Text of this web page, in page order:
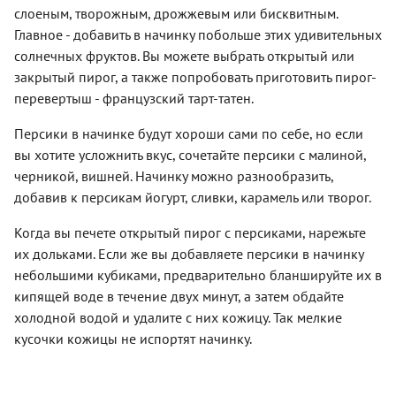
будьте
готовы к
самым
восхитительным
вкусовым
впечатлениям
игнорируйте
сахарную
заливку –
она
сделает
шарлотку
персиками
еще
аппетитной.
Испеките
чудесный
нашему
проверенному
рецепту,
совершенно
точно
влажноватого
теста с
кисло-
сладкими
кусочками
может
вызвать
зависимость
и
склонность
Такой
пирог
даже в
небольшой
компании
съедается
мгновенно.
пектин
(альтернатива
клетчатки),
эфирные
благотворно
нервную
систему
человека.
Из
в мякоти
содержатся:
калий,
магний,
цинк,
селен,
фосфор,
и
персиками
обожают
все мои
родственники,
друзья и
коллеги.
Что еще
замечательно:
он
крайне
приготовлении!
значит,
не
ждать
выходных,
праздников
какого-то
свежими
фруктами
ягодами.
Автор
рецепта
этом
очень
поэтично:
лето до
невозможно,
если не
дать себе
полакомиться
чем-
нибудь
свежим,
фруктовым,
слоеным, творожным, дрожжевым или бисквитным.
Главное - добавить в начинку побольше этих удивительных
солнечных фруктов. Вы можете выбрать открытый или
закрытый пирог, а также попробовать приготовить пирог-
перевертыш - французский тарт-татен.
Персики в начинке будут хороши сами по себе, но если
вы хотите усложнить вкус, сочетайте персики с малиной,
черникой, вишней. Начинку можно разнообразить,
добавив к персикам йогурт, сливки, карамель или творог.
Когда вы печете открытый пирог с персиками, нарежьте
их дольками. Если же вы добавляете персики в начинку
небольшими кубиками, предварительно бланшируйте их в
кипящей воде в течение двух минут, а затем обдайте
холодной водой и удалите с них кожицу. Так мелкие
кусочки кожицы не испортят начинку.